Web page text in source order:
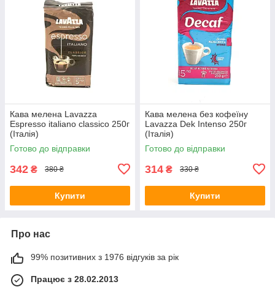
Кава мелена Lavazza
Espresso italiano classico 250г
(Італія)
Готово до відправки
342 ₴ 380 ₴
Купити
Кава мелена без кофеїну
Lavazza Dek Intenso 250г
(Італія)
Готово до відправки
314 ₴ 330 ₴
Купити
Про нас
99% позитивних з 1976 відгуків за рік
Працює з 28.02.2013